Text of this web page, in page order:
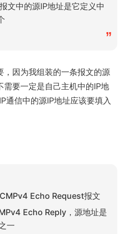
文中的源IP地址是它定义中
”
，因为我组装的一条报文的源
需要一定是自己主机中的IP地
通信中的源IP地址应该要填入
Echo Request报文
Echo Reply，源地址是
一